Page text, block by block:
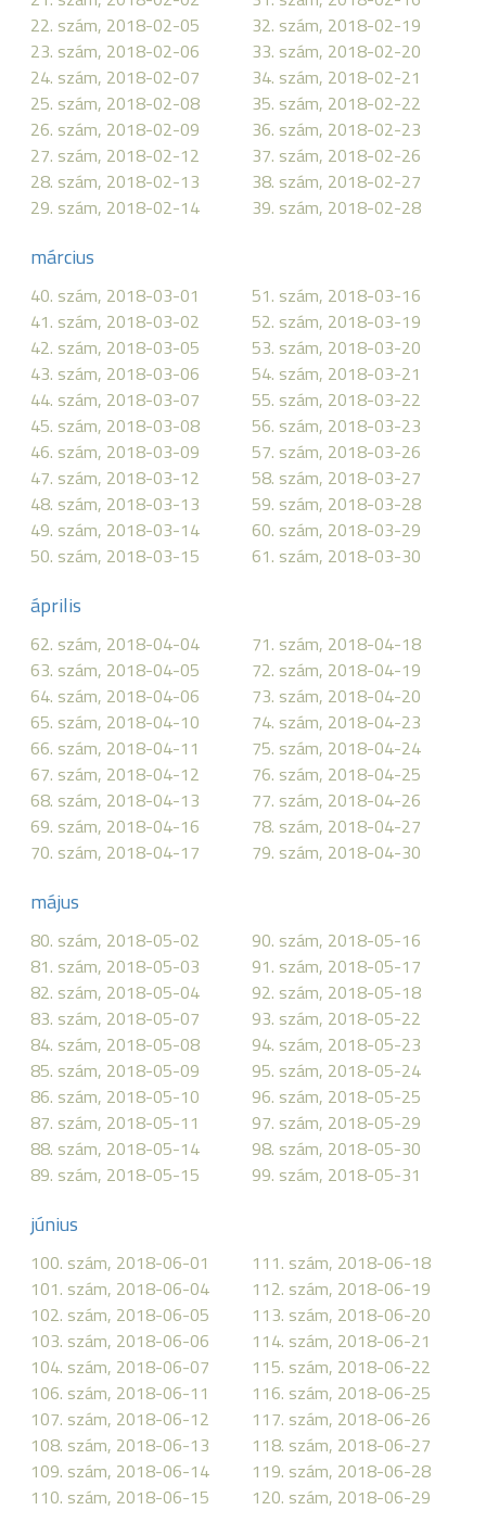
22. szám, 2018-02-05
23. szám, 2018-02-06
24. szám, 2018-02-07
25. szám, 2018-02-08
26. szám, 2018-02-09
27. szám, 2018-02-12
28. szám, 2018-02-13
29. szám, 2018-02-14
32. szám, 2018-02-19
33. szám, 2018-02-20
34. szám, 2018-02-21
35. szám, 2018-02-22
36. szám, 2018-02-23
37. szám, 2018-02-26
38. szám, 2018-02-27
39. szám, 2018-02-28
március
40. szám, 2018-03-01
41. szám, 2018-03-02
42. szám, 2018-03-05
43. szám, 2018-03-06
44. szám, 2018-03-07
45. szám, 2018-03-08
46. szám, 2018-03-09
47. szám, 2018-03-12
48. szám, 2018-03-13
49. szám, 2018-03-14
50. szám, 2018-03-15
51. szám, 2018-03-16
52. szám, 2018-03-19
53. szám, 2018-03-20
54. szám, 2018-03-21
55. szám, 2018-03-22
56. szám, 2018-03-23
57. szám, 2018-03-26
58. szám, 2018-03-27
59. szám, 2018-03-28
60. szám, 2018-03-29
61. szám, 2018-03-30
április
62. szám, 2018-04-04
63. szám, 2018-04-05
64. szám, 2018-04-06
65. szám, 2018-04-10
66. szám, 2018-04-11
67. szám, 2018-04-12
68. szám, 2018-04-13
69. szám, 2018-04-16
70. szám, 2018-04-17
71. szám, 2018-04-18
72. szám, 2018-04-19
73. szám, 2018-04-20
74. szám, 2018-04-23
75. szám, 2018-04-24
76. szám, 2018-04-25
77. szám, 2018-04-26
78. szám, 2018-04-27
79. szám, 2018-04-30
május
80. szám, 2018-05-02
81. szám, 2018-05-03
82. szám, 2018-05-04
83. szám, 2018-05-07
84. szám, 2018-05-08
85. szám, 2018-05-09
86. szám, 2018-05-10
87. szám, 2018-05-11
88. szám, 2018-05-14
89. szám, 2018-05-15
90. szám, 2018-05-16
91. szám, 2018-05-17
92. szám, 2018-05-18
93. szám, 2018-05-22
94. szám, 2018-05-23
95. szám, 2018-05-24
96. szám, 2018-05-25
97. szám, 2018-05-29
98. szám, 2018-05-30
99. szám, 2018-05-31
június
100. szám, 2018-06-01
101. szám, 2018-06-04
102. szám, 2018-06-05
103. szám, 2018-06-06
104. szám, 2018-06-07
106. szám, 2018-06-11
107. szám, 2018-06-12
108. szám, 2018-06-13
109. szám, 2018-06-14
110. szám, 2018-06-15
111. szám, 2018-06-18
112. szám, 2018-06-19
113. szám, 2018-06-20
114. szám, 2018-06-21
115. szám, 2018-06-22
116. szám, 2018-06-25
117. szám, 2018-06-26
118. szám, 2018-06-27
119. szám, 2018-06-28
120. szám, 2018-06-29